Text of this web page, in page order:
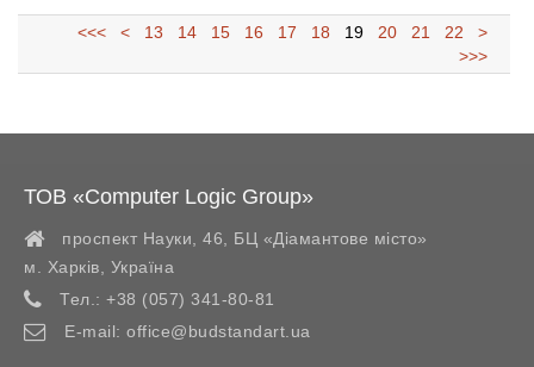
<<< < 13 14 15 16 17 18 19 20 21 22
>
>>>
ТОВ «Computer Logic Group»
проспект Науки, 46, БЦ «Діамантове місто»
м. Харків
Україна
Тел.: +38 (057) 341-80-81
E-mail: office@budstandart.ua